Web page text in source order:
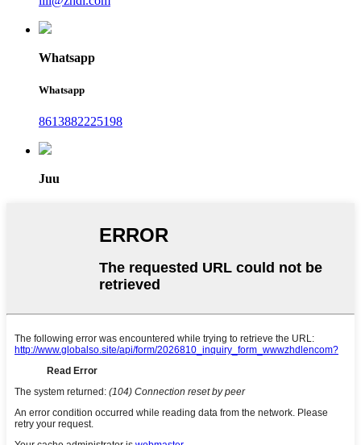
Whatsapp
Whatsapp
8613882225198
Juu